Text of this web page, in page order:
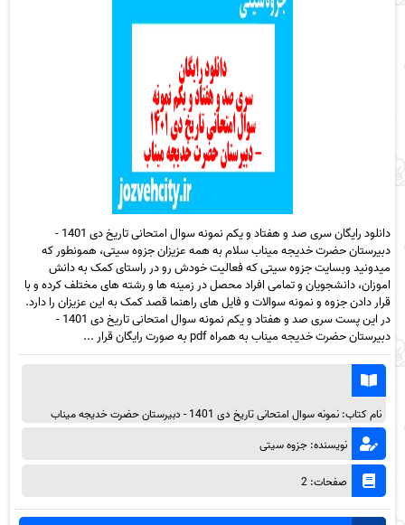
دانلود رایگان سری صد و هفتاد و یکم نمونه سوال امتحانی تاریخ دی 1401 -
دبیرستان حضرت خدیجه میناب سلام به همه عزیزان جزوه سیتی، همونطور که
میدونید وبسایت جزوه سیتی که فعالیت خودش رو در راستای کمک به دانش
اموزان، دانشجویان و تمامی افراد محصل در زمینه ها و رشته های مختلف کرده و با
قرار دادن جزوه و نمونه سوالات و فایل های راهنما قصد کمک به این عزیزان را دارد.
در این پست سری صد و هفتاد و یکم نمونه سوال امتحانی تاریخ دی 1401 -
دبیرستان حضرت خدیجه میناب به همراه pdf به صورت رایگان قرار ...
نام کتاب: نمونه سوال امتحانی تاریخ دی 1401 - دبیرستان حضرت خدیجه میناب
نویسنده: جزوه سیتی
صفحات: 2